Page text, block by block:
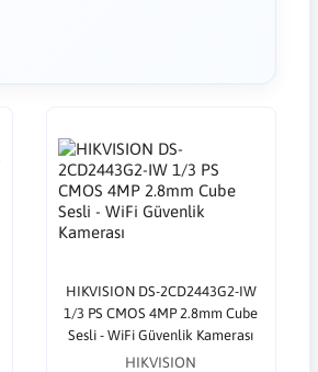
HIKVISION DS-2CD2443G2-IW
1/3 PS CMOS 4MP 2.8mm Cube
Sesli - WiFi Güvenlik Kamerası
HIKVISION